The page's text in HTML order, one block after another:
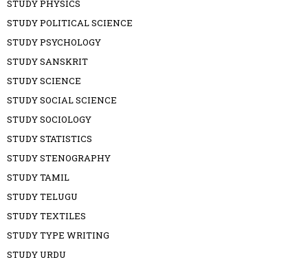
STUDY PHYSICS
STUDY POLITICAL SCIENCE
STUDY PSYCHOLOGY
STUDY SANSKRIT
STUDY SCIENCE
STUDY SOCIAL SCIENCE
STUDY SOCIOLOGY
STUDY STATISTICS
STUDY STENOGRAPHY
STUDY TAMIL
STUDY TELUGU
STUDY TEXTILES
STUDY TYPE WRITING
STUDY URDU